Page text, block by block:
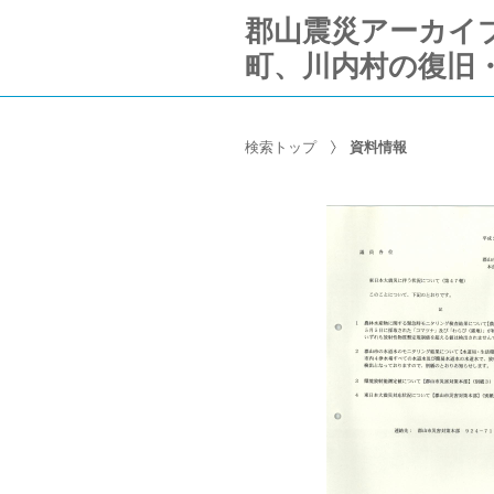
郡山震災アーカ
町、川内村の復旧
検索トップ 資料情報